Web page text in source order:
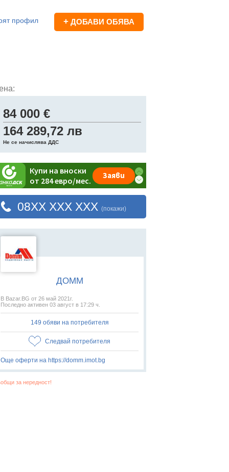
профил + ДОБАВИ ОБЯВА
84 000 €
164 289,72 лв
Не се начислява ДДС
08XX XXX XXX (покажи)
ДОММ
В Bazar.BG от 26 май 2021г.
Последно активен 03 август в 17:29 ч.
149 обяви на потребителя
Следвай потребителя
Още оферти на https://domm.imot.bg
за нередност!